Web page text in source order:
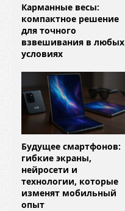
Карманные весы:
компактное решение
для точного
взвешивания в любых
условиях
Будущее смартфонов:
гибкие экраны,
нейросети и
технологии, которые
изменят мобильный
опыт